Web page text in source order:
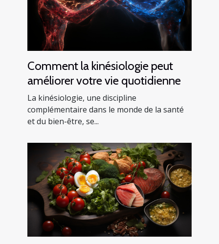
Comment la kinésiologie peut
améliorer votre vie quotidienne
La kinésiologie, une discipline
complémentaire dans le monde de la santé
et du bien-être, se...